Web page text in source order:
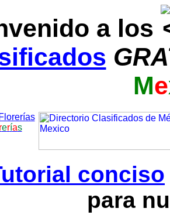
a los
Me
erías
conciso
para